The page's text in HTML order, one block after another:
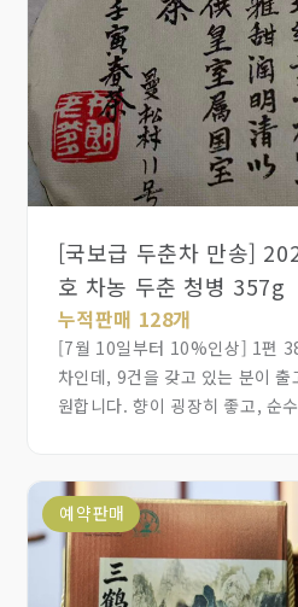
깔끔하게 정리되고 마무리 됩니
비싸도 비싸다 못 할 차입니다.
추천합니다.
[국보급 두춘차 만송]
호 차농 두춘 청병 357g
누적판매 128개
[7월 10일부터 10%인상] 1편
차인데, 9건을 갖고 있는 분이
원합니다. 향이 굉장히 좋고, 순
우아한 난향, 밀운이 함께하는 단
청대에 황실에 전문으로 공급하
만송촌 11호 임인년 두춘 봄차
예약판매